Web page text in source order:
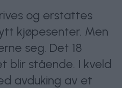
og erstattes
kjøpesenter. Men
seg. Det 18
blir stående. I kveld
avduking av et